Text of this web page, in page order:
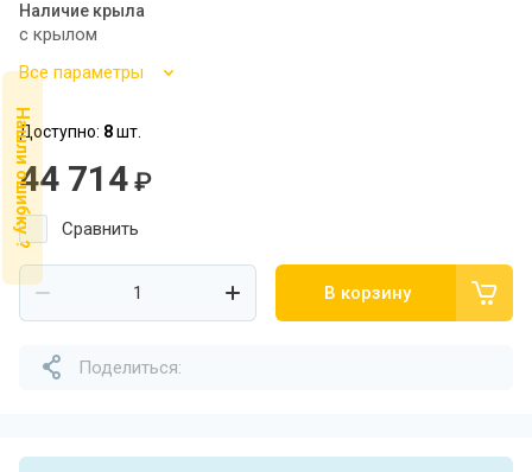
Наличие крыла
с крылом
Все параметры
Доступно: 8шт.
44 714 ₽
Сравнить
В корзину
Поделиться:
Нашли ошибку ?